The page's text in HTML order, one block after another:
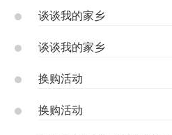
谈谈我的家乡
谈谈我的家乡
换购活动
换购活动